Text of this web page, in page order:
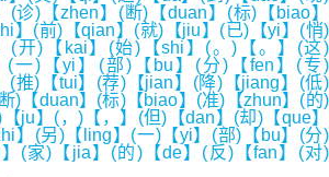
(诊)【zhen】(断)【duan】(标)【biao】
】(前)【qian】(就)【jiu】(已)【yi】(悄)
(开)【kai】(始)【shi】(。)【。】(这)
(一)【yi】(部)【bu】(分)【fen】(专)
(推)【tui】(荐)【jian】(降)【jiang】(低)
)【duan】(标)【biao】(准)【zhun】(的)
ju】(，)【，】(但)【dan】(却)【que】
】(另)【ling】(一)【yi】(部)【bu】(分)
】(家)【jia】(的)【de】(反)【fan】(对)